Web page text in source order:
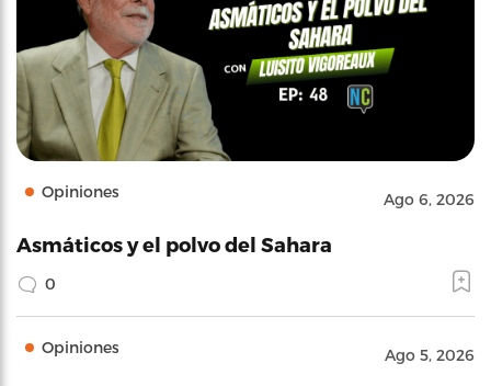
Opiniones Ago 6, 2026
Asmáticos y el polvo del Sahara
0
Opiniones Ago 5, 2026